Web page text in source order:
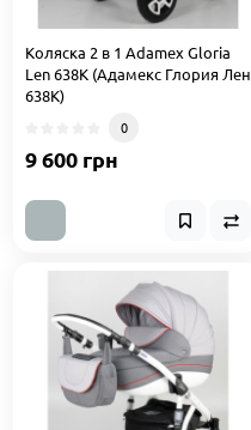
Коляска 2 в 1 Adamex Gloria
Len 638K (Адамекс Глория Лен
638K)
0
9 600 грн